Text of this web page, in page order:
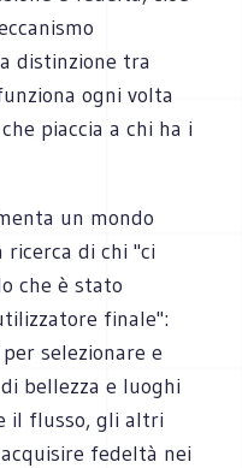
distinzione tra
ogni volta
piaccia a chi ha i
un mondo
di chi "ci
che è stato
finale":
selezionare e
bellezza e luoghi
il flusso, gli altri
fedeltà nei